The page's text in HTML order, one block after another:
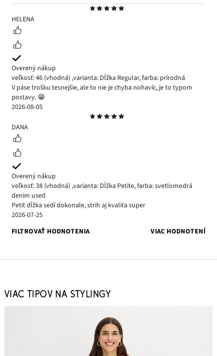
5
HELENA
Overený nákup
veľkosť: 46 (vhodná) ,varianta: Dĺžka Regular,farba: prírodná
V páse trošku tesnejšie, ale to nie je chyba nohavíc, je to typom
postavy. 😁
2026-08-05
5
DANA
Overený nákup
veľkosť: 38 (vhodná) ,varianta: Dĺžka Petite,farba: svetlomodrá
denim used
Petit dĺžka sedí dokonale, strih aj kvalita super
2026-07-25
FILTROVAŤ HODNOTENIA
VIAC HODNOTENÍ
VIAC TIPOV NA STYLINGY